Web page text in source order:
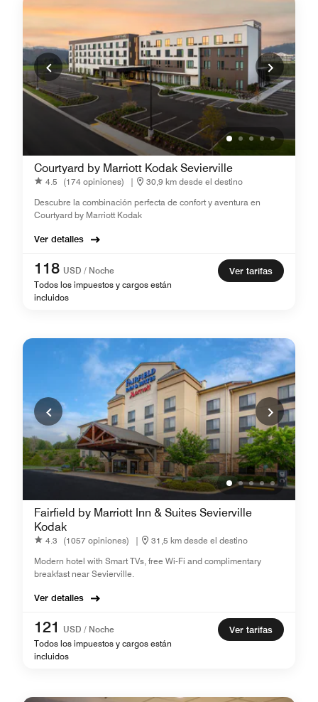
Courtyard by Marriott Kodak Sevierville
4.5 (174 opiniones) |
30,9 km desde el destino
Descubre la combinación perfecta de confort y aventura en
Courtyard by Marriott Kodak
Ver detalles
118 USD / Noche
Todos los impuestos y cargos están
incluidos
Ver tarifas
Fairfield by Marriott Inn & Suites Sevierville
Kodak
4.3 (1057 opiniones) |
31,5 km desde el destino
Modern hotel with Smart TVs, free Wi-Fi and complimentary
breakfast near Sevierville.
Ver detalles
121
USD / Noche
Todos los impuestos y cargos están
incluidos
Ver tarifas